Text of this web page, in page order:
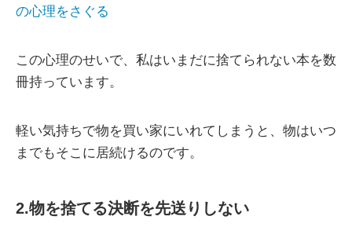
の心理をさぐる
この心理のせいで、私はいまだに捨てられない本を数
冊持っています。
軽い気持ちで物を買い家にいれてしまうと、物はいつ
までもそこに居続けるのです。
2.物を捨てる決断を先送りしない